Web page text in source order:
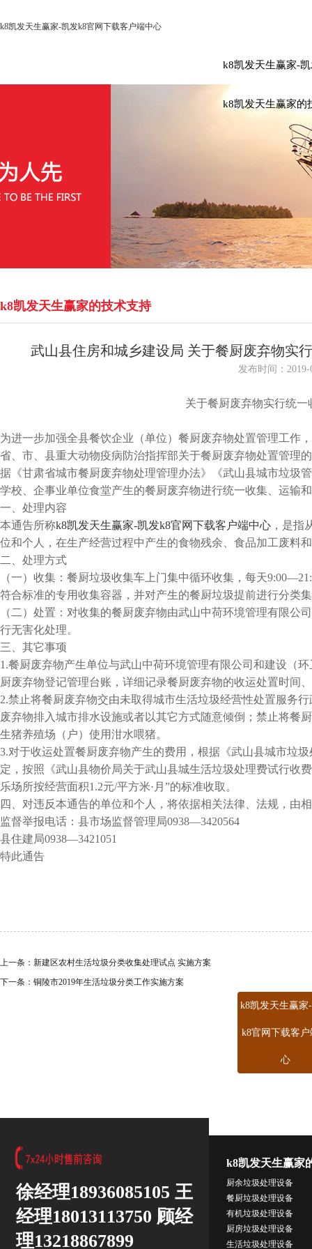
k8凯发天生赢家-凯发k8官网下载客户端中心
k8凯发天生赢家-
k8凯发天生赢家的
k8凯发天生赢家的技术支持
武山县住房和城乡建设局 关于餐厨废弃物实
发布时间：2019-
关于餐厨废弃物实行统一
为进一步加强全县餐饮企业（单位）餐厨废弃物处置管理工作
省、市、县重大动物疫病防治指挥部关于餐厨废弃物处置管理
据《甘肃省城市餐厨废弃物处理管理办法》《武山县城市垃圾
学校、企事业单位食堂产生的餐厨废弃物进行统一收集、运输
一、处理内容
本通告所称k8凯发天生赢家-凯发k8官网下载客户端中心 ，是指
位和个人，在生产经营过程中产生的食物残余、食品加工废料
二、处理方式
（一）收集：餐厨垃圾收集车上门集中循环收集，每天
符合标准的专用收集容器，并对产生的餐厨垃圾提前进行分类
（二）处置：对收集的餐厨废弃物由武山中荷环境管理有限公
行无害化处理。
三、其它事项
1.餐厨废弃物产生单位与武山中荷环境管理有限公司和建设（
厨废弃物登记管理台账，详细记录餐厨废弃物的收运处置时间
2.禁止将餐厨废弃物交由未取得城市生活垃圾经营性处置服务
废弃物排入城市排水设施或者以其它方式随意倾倒；禁止将餐
生猪养殖场（户）使用泔水喂猪。
3.对于收运处置餐厨废弃物产生的费用，根据《武山县城市垃
定，按照《武山县物价局关于武山县城生活垃圾处理费试行收
乐场所按经营面积1.2元/平方米·月”的标准收取。
四、对违反本通告的单位和个人，将依据相关法律、法规，由
监督举报电话：县市场监督管理局0938—3420564
县住建局0938—3421051
特此通告
上一条： 新建区农村生活垃圾分类收集处理试点 实施方案
下一条： 铜陵市2019年生活垃圾分类工作实施方案
k8凯发天生赢家
k8官网下载客户
心
徐经理18936085105 王
经理18013113750 顾经
理13218867899
k8凯发天生赢家
厨余垃圾处理设备
餐厨垃圾处理设备
有机垃圾处理设备
厨房垃圾处理设备
生活垃圾处理设备